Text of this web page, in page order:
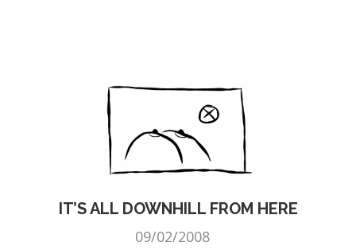
IT’S ALL DOWNHILL FROM HERE
09/02/2008